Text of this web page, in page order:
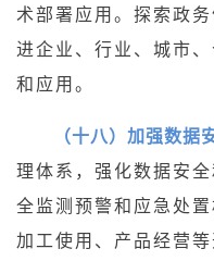
术部署应用。探索政
进企业、行业、城市
和应用。
（十八）加强数据
理体系，强化数据安
全监测预警和应急处
加工使用、产品经营